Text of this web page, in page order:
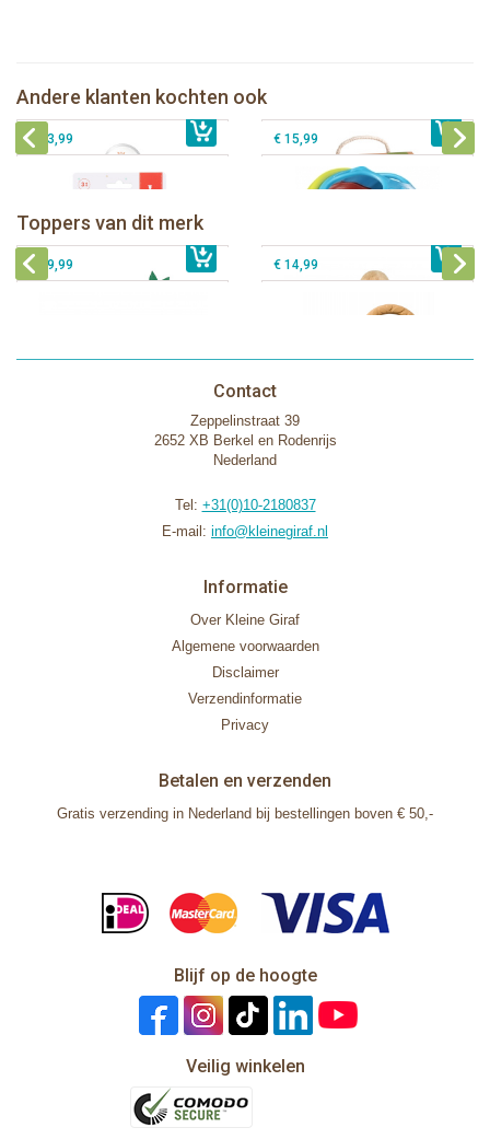
Andere klanten kochten ook
€ 14,99
Sophie de giraf Multi-textuur
rammelaar op wit/rode hangkaart
€ 13,99 € 15,99
Toppers van dit merk
Sophie de giraf Rollin' speelrol IEUF
€ 26,99
Sophie de giraf Baby Seat & Play
IEUF
Sophie de giraf Activity Wheel
€ 39,99 € 14,99
Contact
Zeppelinstraat 39
2652 XB Berkel en Rodenrijs
Nederland
Tel: +31(0)10-2180837
E-mail: info@kleinegiraf.nl
Informatie
Over Kleine Giraf
Algemene voorwaarden
Disclaimer
Verzendinformatie
Privacy
Betalen en verzenden
Gratis verzending in Nederland bij bestellingen boven € 50,-
Blijf op de hoogte
Veilig winkelen